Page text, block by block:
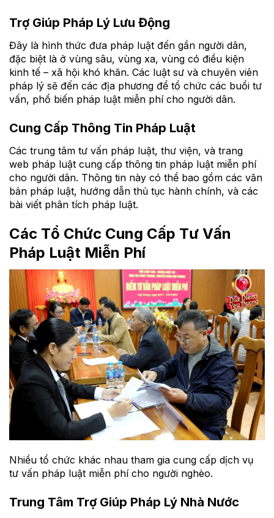
Trợ Giúp Pháp Lý Lưu Động
Đây là hình thức đưa pháp luật đến gần người dân,
đặc biệt là ở vùng sâu, vùng xa, vùng có điều kiện
kinh tế – xã hội khó khăn. Các luật sư và chuyên viên
pháp lý sẽ đến các địa phương để tổ chức các buổi tư
vấn, phổ biến pháp luật miễn phí cho người dân.
Cung Cấp Thông Tin Pháp Luật
Các trung tâm tư vấn pháp luật, thư viện, và trang
web pháp luật cung cấp thông tin pháp luật miễn phí
cho người dân. Thông tin này có thể bao gồm các văn
bản pháp luật, hướng dẫn thủ tục hành chính, và các
bài viết phân tích pháp luật.
Các Tổ Chức Cung Cấp Tư Vấn
Pháp Luật Miễn Phí
Nhiều tổ chức khác nhau tham gia cung cấp dịch vụ
tư vấn pháp luật miễn phí cho người nghèo.
Trung Tâm Trợ Giúp Pháp Lý Nhà Nước